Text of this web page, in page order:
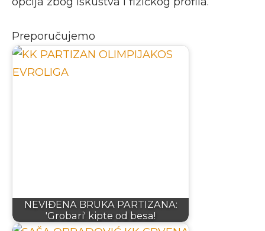
Preporučujemo
NEVIĐENA BRUKA PARTIZANA:
'Grobari' kipte od besa!